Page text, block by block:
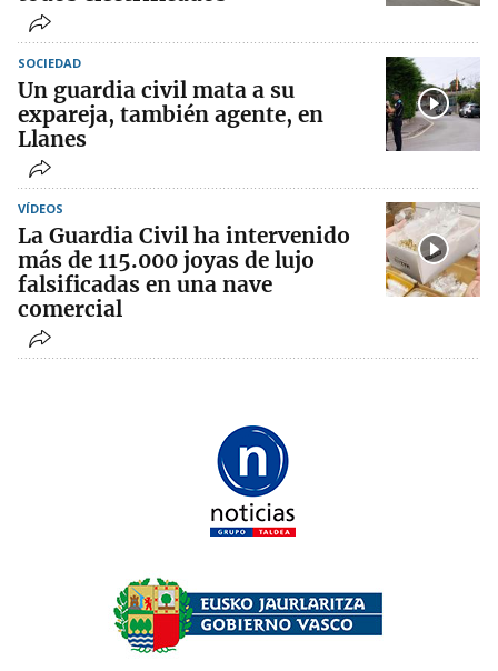
SOCIEDAD
Un guardia civil mata a su
expareja, también agente, en
Llanes
VÍDEOS
La Guardia Civil ha intervenido
más de 115.000 joyas de lujo
falsificadas en una nave
comercial